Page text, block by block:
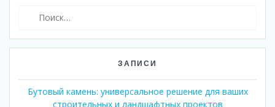
ЗАПИСИ
Бутовый камень: универсальное решение для ваших
строительных и ландшафтных проектов